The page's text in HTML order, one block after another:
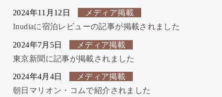
2024年11月12日
メディア掲載
Inudiaに宿泊レビューの記事が掲載されました
2024年7月5日
メディア掲載
東京新聞に記事が掲載されました
2024年4月4日
メディア掲載
朝日マリオン・コムで紹介されました